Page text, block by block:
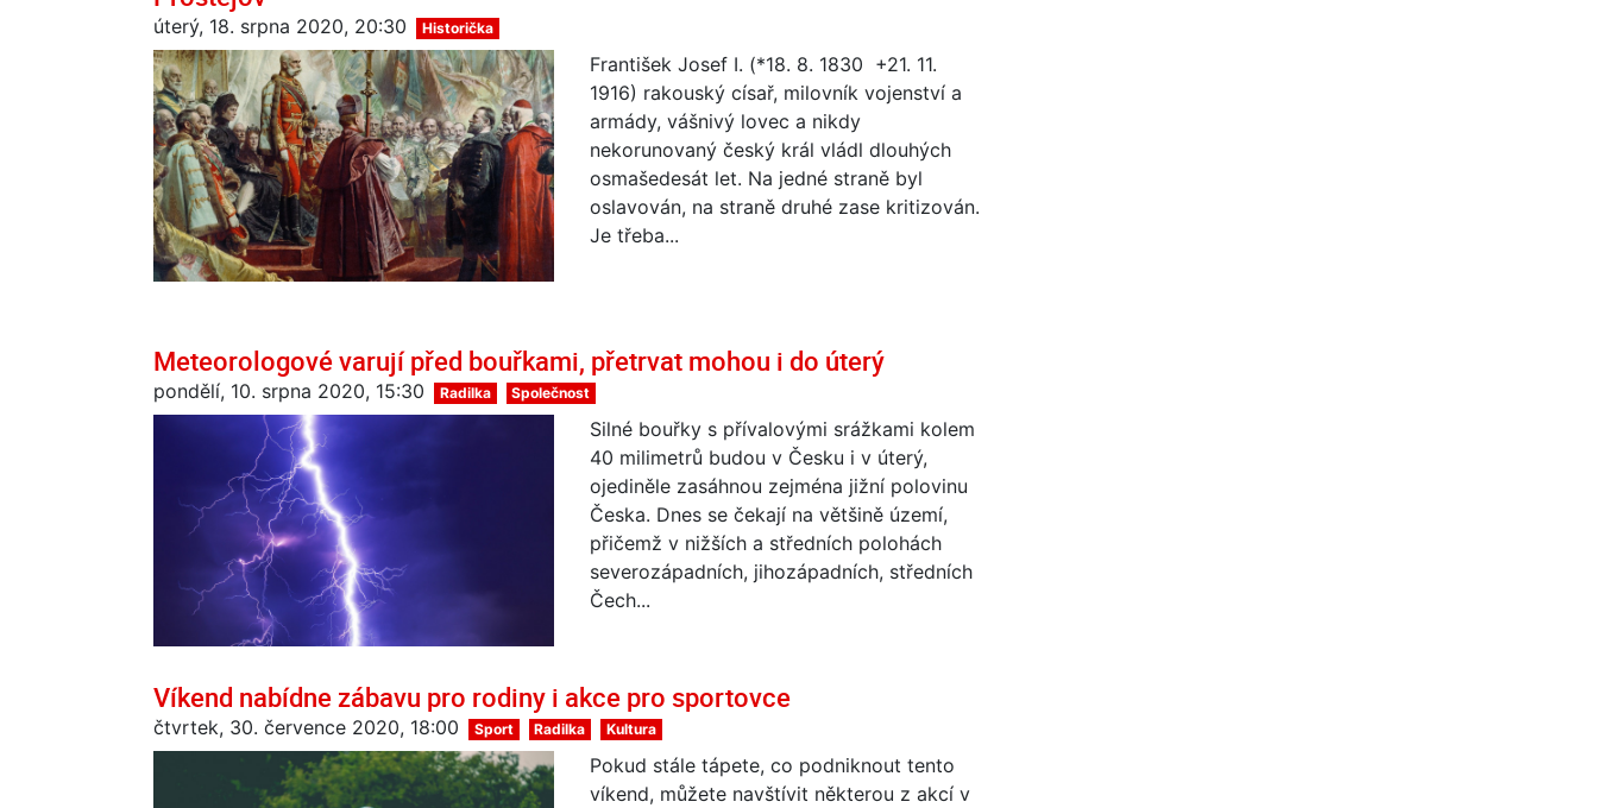
úterý, 18. srpna 2020, 20:30 Historička
František Josef I. (*18. 8. 1830 +21. 11.
1916) rakouský císař, milovník vojenství a
armády, vášnivý lovec a nikdy
nekorunovaný český král vládl dlouhých
osmašedesát let. Na jedné straně byl
oslavován, na straně druhé zase kritizován.
Je třeba...
Meteorologové varují před bouřkami, přetrvat mohou i do úterý
pondělí, 10. srpna 2020, 15:30 Radilka Společnost
Silné bouřky s přívalovými srážkami kolem
40 milimetrů budou v Česku i v úterý,
ojediněle zasáhnou zejména jižní polovinu
Česka. Dnes se čekají na většině území,
přičemž v nižších a středních polohách
severozápadních, jihozápadních, středních
Čech...
Víkend nabídne zábavu pro rodiny i akce pro sportovce
čtvrtek, 30. července 2020, 18:00 Sport Radilka Kultura
Pokud stále tápete, co podniknout tento
víkend, můžete navštívit některou z akcí v